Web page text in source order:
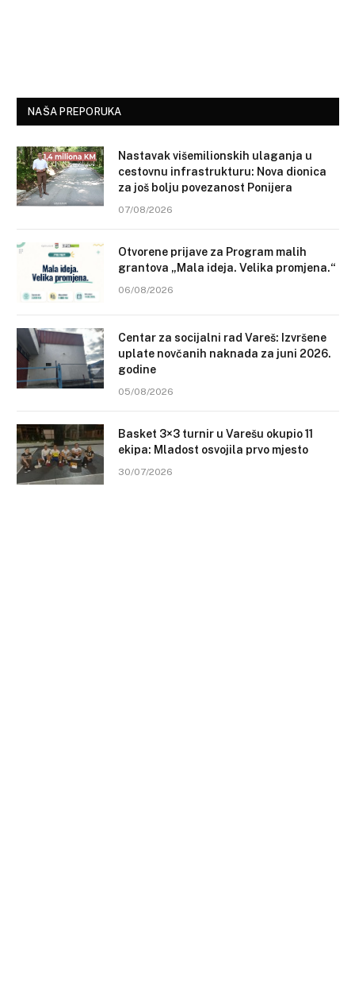
NAŠA PREPORUKA
Nastavak višemilionskih ulaganja u
cestovnu infrastrukturu: Nova dionica
za još bolju povezanost Ponijera
07/08/2026
Otvorene prijave za Program malih
grantova „Mala ideja. Velika promjena.“
06/08/2026
Centar za socijalni rad Vareš: Izvršene
uplate novčanih naknada za juni 2026.
godine
05/08/2026
Basket 3×3 turnir u Varešu okupio 11
ekipa: Mladost osvojila prvo mjesto
30/07/2026